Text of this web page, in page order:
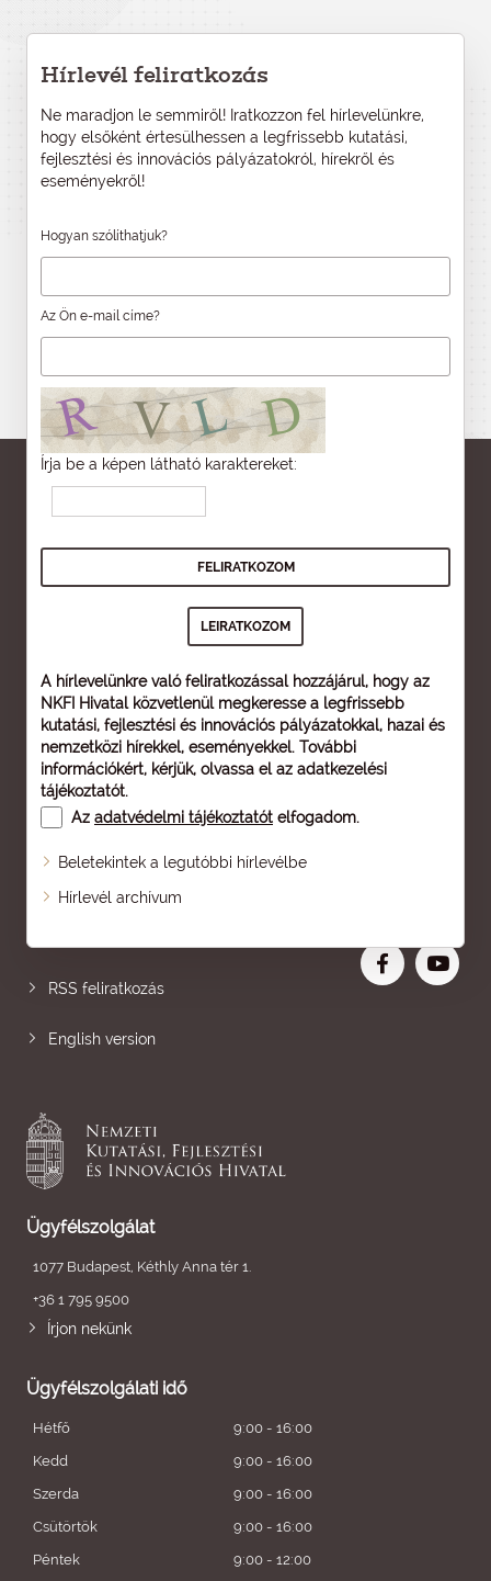
Hírlevél feliratkozás
Ne maradjon le semmiről! Iratkozzon fel hírlevelünkre,
hogy elsőként értesülhessen a legfrissebb kutatási,
fejlesztési és innovációs pályázatokról, hírekről és
eseményekről!
Hogyan szólíthatjuk?
Az Ön e-mail címe?
Írja be a képen látható karaktereket:
A hírlevelünkre való feliratkozással hozzájárul, hogy az
NKFI Hivatal közvetlenül megkeresse a legfrissebb
kutatási, fejlesztési és innovációs pályázatokkal, hazai és
nemzetközi hírekkel, eseményekkel. További
információkért, kérjük, olvassa el az adatkezelési
tájékoztatót.
Az adatvédelmi tájékoztatót elfogadom.
Beletekintek a legutóbbi hírlevélbe
Hírlevél archívum
Oldaltérkép
RSS feliratkozás
English version
Ügyfélszolgálat
1077 Budapest, Kéthly Anna tér 1.
+36 1 795 9500
Írjon nekünk
Ügyfélszolgálati idő
Hétfő
9:00 - 16:00
Kedd
9:00 - 16:00
Szerda
9:00 - 16:00
Csütörtök
9:00 - 16:00
Péntek
9:00 - 12:00